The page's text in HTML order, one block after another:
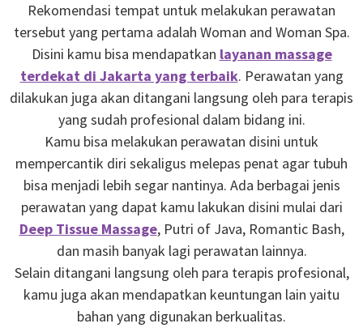
Rekomendasi tempat untuk melakukan perawatan
tersebut yang pertama adalah Woman and Woman Spa.
Disini kamu bisa mendapatkan layanan massage
terdekat di Jakarta yang terbaik. Perawatan yang
dilakukan juga akan ditangani langsung oleh para terapis
yang sudah profesional dalam bidang ini.
Kamu bisa melakukan perawatan disini untuk
mempercantik diri sekaligus melepas penat agar tubuh
bisa menjadi lebih segar nantinya. Ada berbagai jenis
perawatan yang dapat kamu lakukan disini mulai dari
Deep Tissue Massage, Putri of Java, Romantic Bash,
dan masih banyak lagi perawatan lainnya.
Selain ditangani langsung oleh para terapis profesional,
kamu juga akan mendapatkan keuntungan lain yaitu
bahan yang digunakan berkualitas.